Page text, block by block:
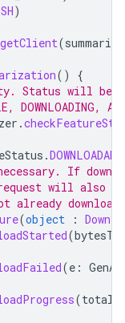
)
getClient(
()
{
Status will be
DOWNLOADING,
.
.
If
will also
(object :
(
(e :
(